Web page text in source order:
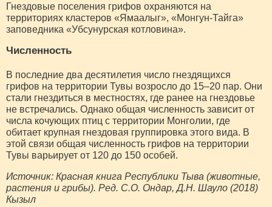
Гнездовые поселения грифов охраняются на
территориях кластеров «Ямаалыг», «Монгун-Тайга»
заповедника «Убсунурская котловина».
Численность
В последние два десятилетия число гнездящихся
грифов на территории Тувы возросло до 15–20 пар. Они
стали гнездиться в местностях, где ранее на гнездовье
не встречались. Однако общая численность зависит от
числа кочующих птиц с территории Монголии, где
обитает крупная гнездовая группировка этого вида. В
этой связи общая численность грифов на территории
Тувы варьирует от 120 до 150 особей.
Источник: Красная книга Республики Тыва (животные,
растения и грибы). Ред. С.О. Ондар, Д.Н. Шауло (2018)
Кызыл